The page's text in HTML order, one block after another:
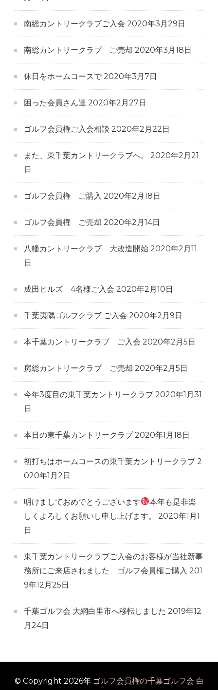
南総カントリークラブご入会 2020年3月29日
南総カントリークラブ ご売却 2020年3月18日
休日をホームコースで 2020年3月7日
困った会員さん達 2020年2月27日
ゴルフ会員権ご入会相談 2020年2月22日
また、東千葉カントリークラブへ。
2020年2月21
日
ゴルフ会員権 ご購入 2020年2月18日
ゴルフ会員権 ご売却 2020年2月14日
八幡カントリークラブ 大改造開始 2020年2月11
日
成田ヒルズ 4名様ご入会 2020年2月10日
千葉夷隅ゴルフクラブ ご入会 2020年2月9日
本千葉カントリークラブ ご入会 2020年2月5日
房総カントリークラブ ご売却 2020年2月5日
今年3度目の東千葉カントリークラブ 2020年1月31
日
本日の東千葉カントリークラブ 2020年1月18日
初打ちはホームコースの東千葉カントリークラブ 2
020年1月2日
明けましておめでとうございます
本年も是非楽
しくよろしくお願いし申し上げます。
2020年1月1
日
東千葉カントリークラブご入会のお客様が当社新事
務所にご来店されました ゴルフ会員権ご購入 201
9年12月25日
千葉ゴルフ会 大網白里市へ移転しました 2019年12
月24日
© Copyright 2026年 ゴルフ会員権の千葉ゴルフ会 白